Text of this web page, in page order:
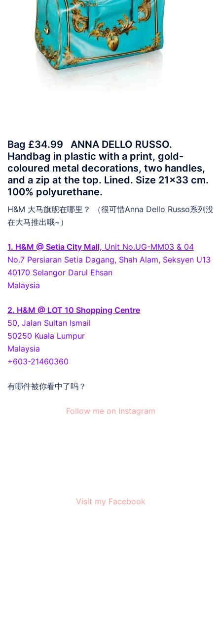
Bag £34.99 ANNA DELLO RUSSO.
Handbag in plastic with a print, gold-
coloured metal decorations, two handles,
and a zip at the top. Lined. Size 21×33 cm.
100% polyurethane.
H&M 大马旗舰在哪里？ （很可惜Anna Dello Russo系列没
在大马推出哦~）
1. H&M @ Setia City Mall, Unit No.UG-MM03 & 04
No.7 Persiaran Setia Dagang, Shah Alam, Seksyen U13
40170 Selangor Darul Ehsan
Malaysia
2. H&M @ LOT 10 Shopping Centre
50, Jalan Sultan Ismail
50250 Kuala Lumpur
Malaysia
+603-21460360
有哪件被你看中了吗？
Follow me on Instagram
Visit my Facebook